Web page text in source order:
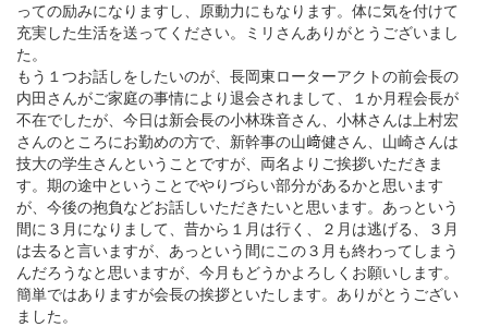
っての励みになりますし、原動力にもなります。体に気を付けて
充実した生活を送ってください。ミリさんありがとうございまし
た。
もう１つお話しをしたいのが、長岡東ローターアクトの前会長の
内田さんがご家庭の事情により退会されまして、１か月程会長が
不在でしたが、今日は新会長の小林珠音さん、小林さんは上村宏
さんのところにお勤めの方で、新幹事の山﨑健さん、山崎さんは
技大の学生さんということですが、両名よりご挨拶いただきま
す。期の途中ということでやりづらい部分があるかと思います
が、今後の抱負などお話しいただきたいと思います。あっという
間に３月になりまして、昔から１月は行く、２月は逃げる、３月
は去ると言いますが、あっという間にこの３月も終わってしまう
んだろうなと思いますが、今月もどうかよろしくお願いします。
簡単ではありますが会長の挨拶といたします。ありがとうござい
ました。